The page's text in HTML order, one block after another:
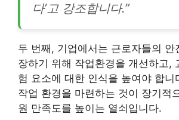
다’고 강조합니다.”
두 번째, 기업에서는 근로자들의 안
장하기 위해 작업환경을 개선하고,
험 요소에 대한 인식을 높여야 합니
작업 환경을 마련하는 것이 장기적
원 만족도를 높이는 열쇠입니다.